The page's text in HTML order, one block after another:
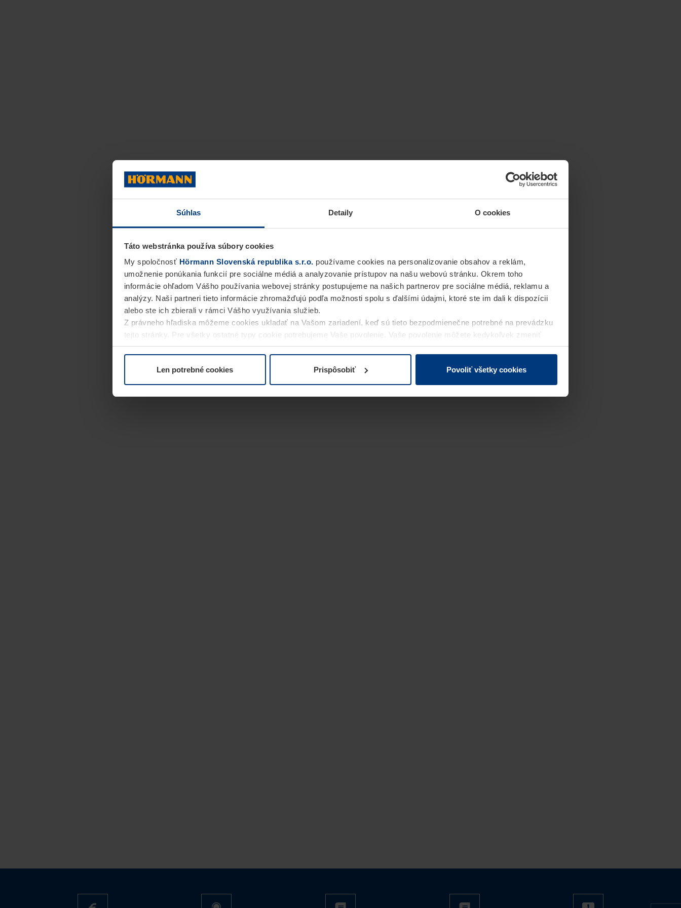
Súhlas Detaily O cookies
Táto webstránka používa súbory cookies
My spoločnosť Hörmann Slovenská republika s.r.o. používame cookies na personalizovanie obsahov a reklám,
umožnenie ponúkania funkcií pre sociálne médiá a analyzovanie prístupov na našu webovú stránku. Okrem toho
informácie ohľadom Vášho používania webovej stránky postupujeme na našich partnerov pre sociálne médiá, reklamu a
analýzy. Naši partneri tieto informácie zhromažďujú podľa možnosti spolu s ďalšími údajmi, ktoré ste im dali k dispozícii
alebo ste ich zbierali v rámci Vášho využívania služieb.
Z právneho hľadiska môžeme cookies ukladať na Vašom zariadení, keď sú tieto bezpodmienečne potrebné na prevádzku
tejto stránky. Pre všetky ostatné typy cookie potrebujeme Vaše povolenie. Vaše povolenie môžete kedykoľvek zmeniť
alebo odvolať vo vysvetlení cookie na stránkeVyhlásenie o ochrane osobných údajovnašej webovej stránky.
Len potrebné cookies Prispôsobiť Povoliť všetky cookies